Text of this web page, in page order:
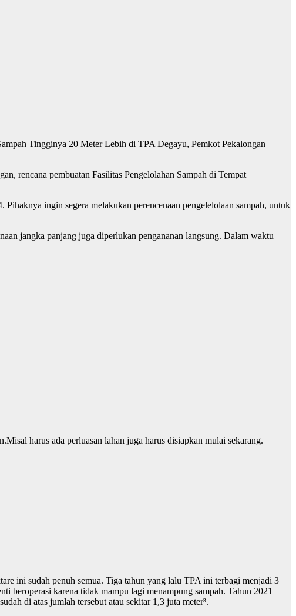
Tingginya 20 Meter Lebih di TPA Degayu, Pemkot Pekalongan
rencana pembuatan Fasilitas Pengelolahan Sampah di Tempat
ingin segera melakukan perencenaan pengelelolaan sampah, untuk
jangka panjang juga diperlukan pengananan langsung. Dalam waktu
harus ada perluasan lahan juga harus disiapkan mulai sekarang.
ini sudah penuh semua. Tiga tahun yang lalu TPA ini terbagi menjadi 3
beroperasi karena tidak mampu lagi menampung sampah. Tahun 2021
di atas jumlah tersebut atau sekitar 1,3 juta meter³.